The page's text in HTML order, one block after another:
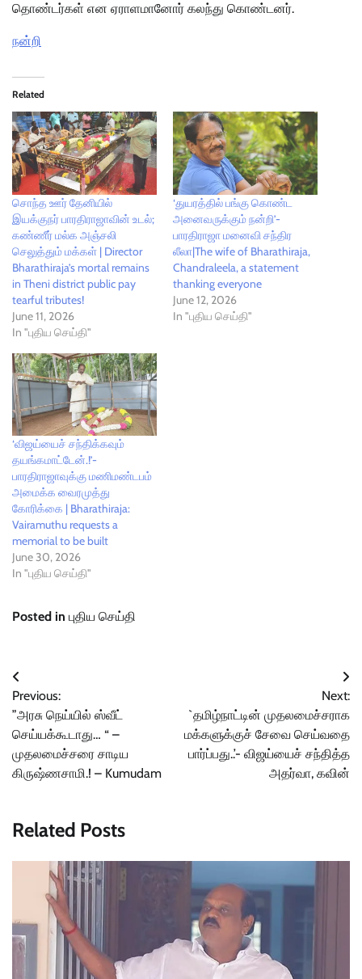
தொண்டர்கள் என ஏராளமானோர் கலந்து கொண்டனர்.
நன்றி
Related
சொந்த ஊர் தேனியில்
இயக்குநர் பாரதிராஜாவின் உடல்;
கண்ணீர் மல்க அஞ்சலி
செலுத்தும் மக்கள் | Director
Bharathiraja’s mortal remains
in Theni district public pay
tearful tributes!
June 11, 2026
In "புதிய செய்தி"
‘துயரத்தில் பங்கு கொண்ட
அனைவருக்கும் நன்றி’-
பாரதிராஜா மனைவி சந்திர
லீலா|The wife of Bharathiraja,
Chandraleela, a statement
thanking everyone
June 12, 2026
In "புதிய செய்தி"
‘விஜய்யைச் சந்திக்கவும்
தயங்கமாட்டேன்.!’-
பாரதிராஜாவுக்கு மணிமண்டபம்
அமைக்க வைரமுத்து
கோரிக்கை | Bharathiraja:
Vairamuthu requests a
memorial to be built
June 30, 2026
In "புதிய செய்தி"
Posted in புதிய செய்தி
Post
navigation
Previous:
”அரசு நெய்யில் ஸ்வீட்
செய்யக்கூடாது… “ –
முதலமைச்சரை சாடிய
கிருஷ்ணசாமி.! – Kumudam
Next:
`தமிழ்நாட்டின் முதலமைச்சராக
மக்களுக்குச் சேவை செய்வதை
பார்ப்பது..’- விஜய்யைச் சந்தித்த
அதர்வா, கவின்
Related Posts